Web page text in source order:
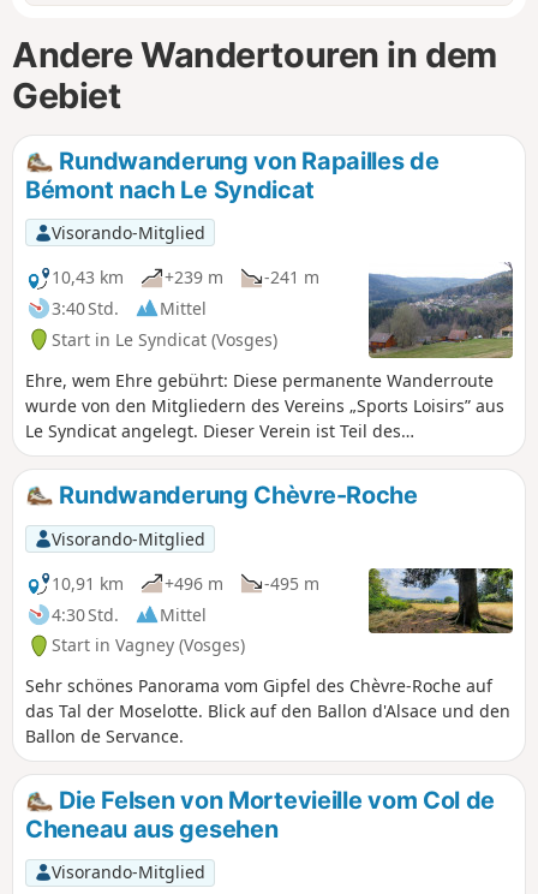
Andere Wandertouren in dem
Gebiet
Rundwanderung von Rapailles de
Bémont nach Le Syndicat
Visorando-Mitglied
10,43 km
+239 m
-241 m
3:40 Std.
Mittel
Start in Le Syndicat (Vosges)
Ehre, wem Ehre gebührt: Diese permanente Wanderroute
wurde von den Mitgliedern des Vereins „Sports Loisirs” aus
Le Syndicat angelegt. Dieser Verein ist Teil des
französischen Volkssportverbands. Die Markierung: Es
handelt sich um das Logo der Fédération Internationale des
Sports Populaires (Ein i und zwei V). Da der Weg sehr gut
markiert ist, können kleine, mutige Wanderer ihren Eltern
leicht als Wegweiser dienen.
Rundwanderung Chèvre-Roche
Visorando-Mitglied
10,91 km
+496 m
-495 m
4:30 Std.
Mittel
Start in Vagney (Vosges)
Sehr schönes Panorama vom Gipfel des Chèvre-Roche auf
das Tal der Moselotte. Blick auf den Ballon d'Alsace und den
Ballon de Servance.
Die Felsen von Mortevieille vom Col de
Cheneau aus gesehen
Visorando-Mitglied